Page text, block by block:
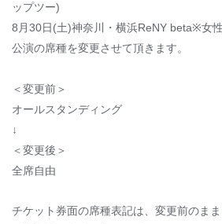
ップツー)
8 月30日(土)神奈川・横浜ReNY beta※女
公演の席種を変更させて頂きます。
＜変更前＞
オールスタンディング
↓
＜変更後＞
全席自由
チケット券面の席種表記は、変更前のまま